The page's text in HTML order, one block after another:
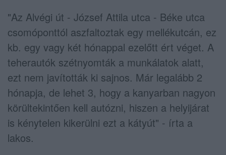
"Az Alvégi út - József Attila utca - Béke utca
csomóponttól aszfaltoztak egy mellékutcán, ez
kb. egy vagy két hónappal ezelőtt ért véget. A
teherautók szétnyomták a munkálatok alatt,
ezt nem javították ki sajnos. Már legalább 2
hónapja, de lehet 3, hogy a kanyarban nagyon
körültekintően kell autózni, hiszen a helyijárat
is kénytelen kikerülni ezt a kátyút" - írta a
lakos.